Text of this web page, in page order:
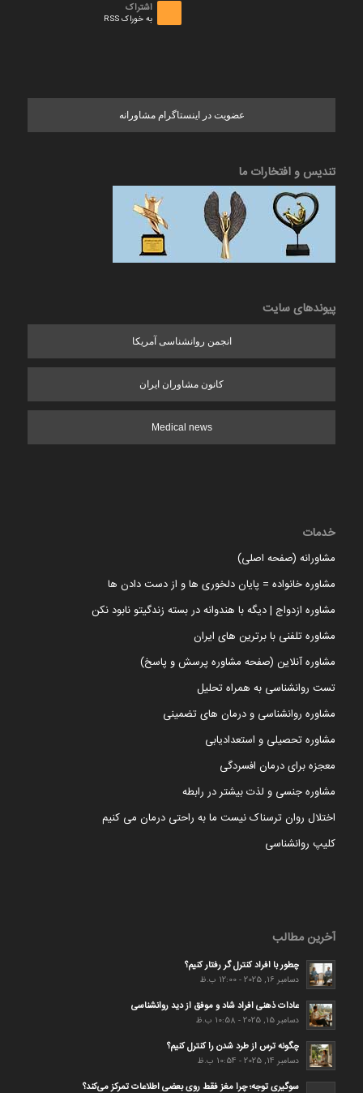
اشتراک
به خوراک RSS
عضویت در اینستاگرام مشاورانه
تندیس و افتخارات ما
پیوندهای سایت
انجمن روانشناسی آمریکا
کانون مشاوران ایران
Medical news
خدمات
مشاورانه (صفحه اصلی)
مشاوره خانواده = پایان دلخوری ها و از دست دادن ها
مشاوره ازدواج | دیگه با هندوانه در بسته زندگیتو نابود نکن
مشاوره تلفنی با برترین های ایران
مشاوره آنلاین (صفحه مشاوره پرسش و پاسخ)
تست روانشناسی به همراه تحلیل
مشاوره روانشناسی و درمان های تضمینی
مشاوره تحصیلی و استعدادیابی
معجزه برای درمان افسردگی
مشاوره جنسی و لذت بیشتر در رابطه
اختلال روان ترسناک نیست ما به راحتی درمان می کنیم
کلیپ روانشناسی
آخرین مطالب
چطور با افراد کنترل گر رفتار کنیم؟
دسامبر 16, 2025 - 12:00 ب.ظ
عادات ذهنی افراد شاد و موفق از دید روانشناسی
دسامبر 15, 2025 - 10:58 ب.ظ
چگونه ترس از طرد شدن را کنترل کنیم؟
دسامبر 14, 2025 - 10:54 ب.ظ
سوگیری توجه؛ چرا مغز فقط روی بعضی اطلاعات تمرکز می‌کند؟